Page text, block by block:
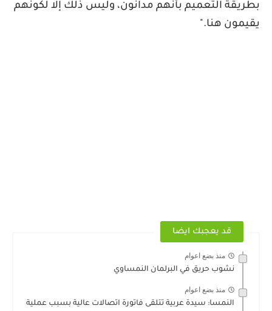
بطريقة التعميم بأنهم مدانون، وليس ذلك إلا لكونهم
يقيمون هنا".
قد يعجبك ايضا
منذ بضع اعوام
نشوب حريق في البرلمان النمساوي
منذ بضع اعوام
النمسا: سيدة عربية تتلقى فاتورة اتصالات عالية بسبب عملية